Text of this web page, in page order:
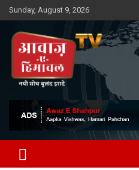
Skip
to
content
Sunday, August 9, 2026
Awaz-E-